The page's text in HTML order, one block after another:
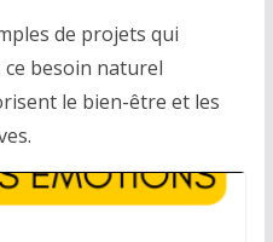
de projets qui
besoin naturel
le bien-être et les